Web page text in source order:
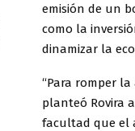
emisión de un
como la
dinamizar la
“Para romper
planteó Rovira
facultad que el